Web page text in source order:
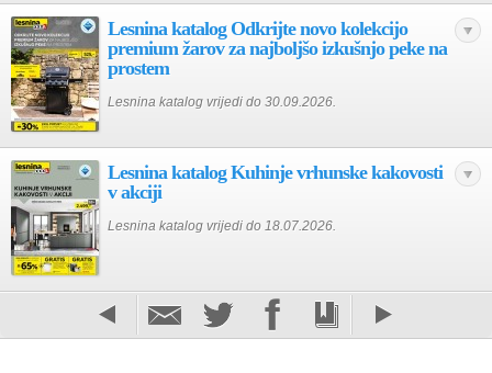
Lesnina katalog Odkrijte novo kolekcijo
premium žarov za najboljšo izkušnjo peke na
prostem
Lesnina katalog vrijedi do 30.09.2026.
Lesnina katalog Kuhinje vrhunske kakovosti
v akciji
Lesnina katalog vrijedi do 18.07.2026.